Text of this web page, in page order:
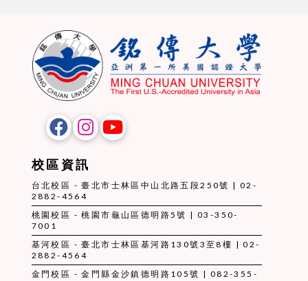
校區資訊
台北校區 - 臺北市士林區中山北路五段250號 | 02-
2882-4564
桃園校區 - 桃園市龜山區德明路5號 | 03-350-
7001
基河校區 - 臺北市士林區基河路130號3至8樓 | 02-
2882-4564
金門校區 - 金門縣金沙鎮德明路105號 | 082-355-